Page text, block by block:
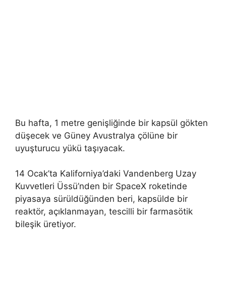
Bu hafta, 1 metre genişliğinde bir kapsül gökten
düşecek ve Güney Avustralya çölüne bir
uyuşturucu yükü taşıyacak.
14 Ocak’ta Kaliforniya’daki Vandenberg Uzay
Kuvvetleri Üssü’nden bir SpaceX roketinde
piyasaya sürüldüğünden beri, kapsülde bir
reaktör, açıklanmayan, tescilli bir farmasötik
bileşik üretiyor.